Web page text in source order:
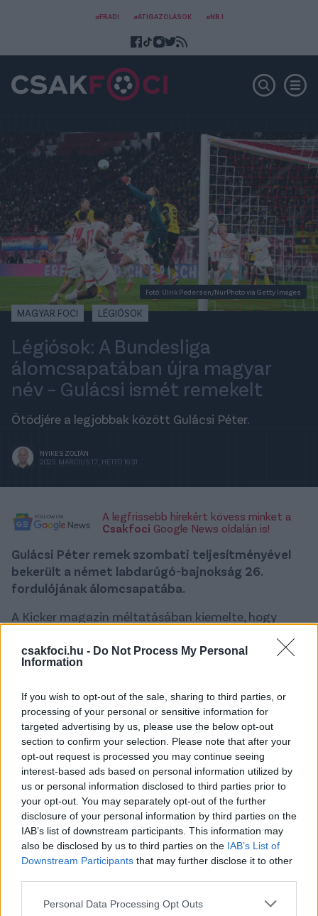
csakfoci.hu - Do Not Process My Personal
Information
If you wish to opt-out of the sale, sharing to third parties, or
processing of your personal or sensitive information for
targeted advertising by us, please use the below opt-out
section to confirm your selection. Please note that after your
opt-out request is processed you may continue seeing
interest-based ads based on personal information utilized by
us or personal information disclosed to third parties prior to
your opt-out. You may separately opt-out of the further
disclosure of your personal information by third parties on the
IAB’s list of downstream participants. This information may
also be disclosed by us to third parties on the IAB’s List of
Downstream Participants that may further disclose it to other
Please note that this website/app uses one or more Google
Personal Data Processing Opt Outs
#FRADI #ÁTIGAZOLÁSOK #NB I
Fotó: Ulrik Pedersen/NurPhoto via Getty Images
MAGYAR FOCI LÉGIÓSOK
Légiósok: A Bundesliga
álomcsapatában újra magyar
név – Gulácsi ismét remekelt
Ötödjére a legjobbak között Gulácsi Péter.
NYIKES ZOLTÁN
2025. MÁRCIUS 17., HÉTFŐ 16:31
A legfrissebb hírekért kövess minket a
Csakfoci Google News oldalán is!
Gulácsi Péter remek szombati teljesítményével
bekerült a német labdarúgó-bajnokság 26.
fordulójának álomcsapatába.
A Kicker magazin méltatásában kiemelte, hogy
magára a figyelmet a hétvégén, mint a magyar
válogatott hálóőre, aki szenzációs védésekkel járult
Dortmund elleni 2-0-s győzelméhez.
A szaklap az egyes, azaz legjobb osztályzatot adta
Gulácsinak, hozzátéve, hogy az idény során már
ötödször kapott helyet a forduló válogatottjában.
Gulácsi csapattársa, a középpályásXavi Simons
ugyancsak ott van a legjobb tizenegyben.
A Leipzig ezzel a sikerrel az ötödik helyre jött fel a
Bundesliga tabelláján. (MTI)